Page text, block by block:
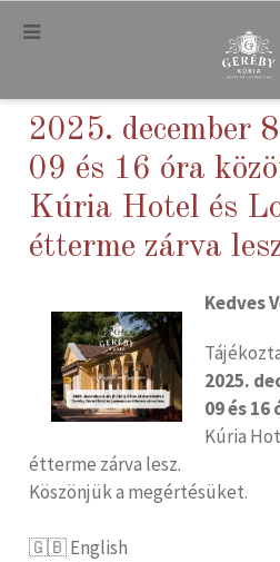
.
2025. december
09 és 16 óra
Kúria Hotel és
étterme zárva
Kedves
2025.
09 és
Kúria
étterme zárva lesz.
Köszönjük a megértésüket.
🇬🇧 English